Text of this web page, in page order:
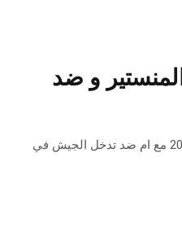
و ضد
قرار ايقاف المسؤولين باذاعة المنستير العمومية فورا عن العمل بسبب سؤال للمستمعين يوم أمس الثلاثاء 1 ديسمبر 2020 مع ام ضد تدخل الجيش في